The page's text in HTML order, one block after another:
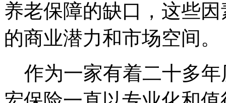
养老保障的缺口，这些
的商业潜力和市场空间。
作为一家有着二十多年